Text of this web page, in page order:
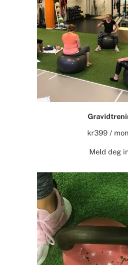
kr399 /
Meld deg